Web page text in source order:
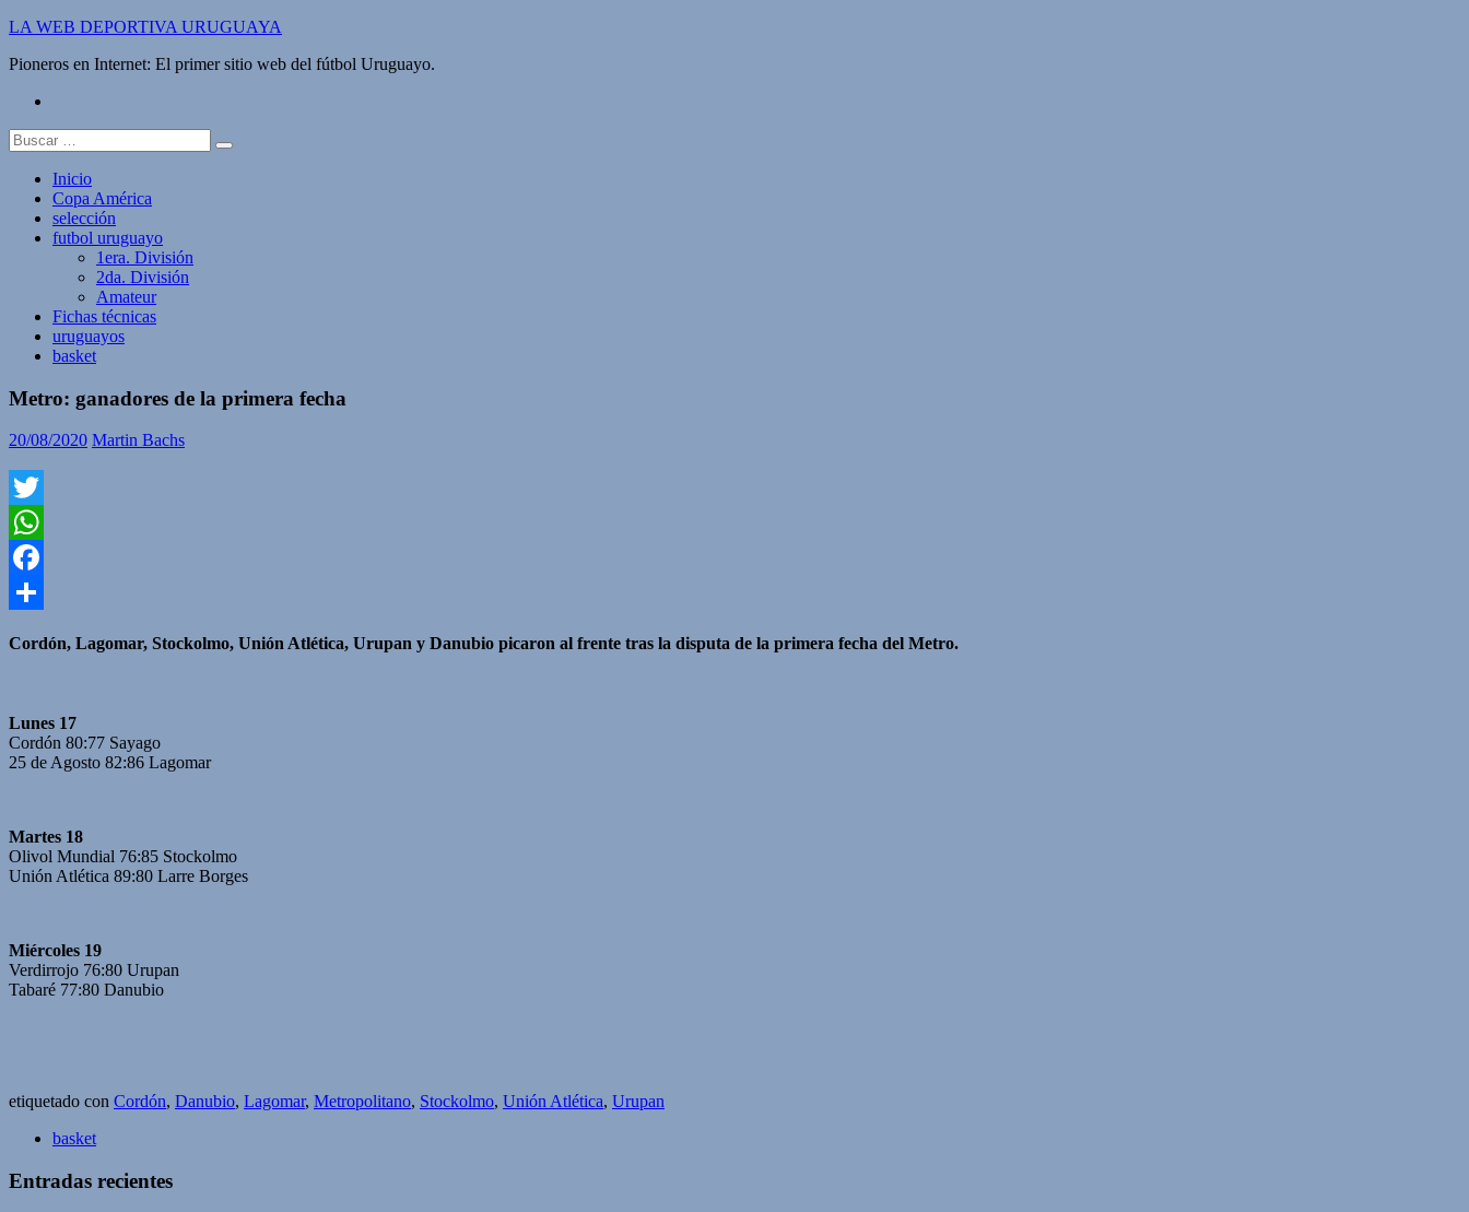
Saltar
contenido
LA WEB DEPORTIVA URUGUAYA
Pioneros en Internet: El primer sitio web del fútbol Uruguayo.
Buscar:
Inicio
Copa América
selección
futbol uruguayo
1era. División
2da. División
Amateur
Fichas técnicas
uruguayos
basket
Metro: ganadores de la primera fecha
20/08/2020 Martin Bachs
Twitter
WhatsApp
Facebook
Cordón, Lagomar, Stockolmo, Unión Atlética, Urupan y Danubio picaron al frente tras la disputa de la primera fecha del Metro.
Lunes 17
Cordón 80:77 Sayago
25 de Agosto 82:86 Lagomar
Martes 18
Olivol Mundial 76:85 Stockolmo
Unión Atlética 89:80 Larre Borges
Miércoles 19
Verdirrojo 76:80 Urupan
Tabaré 77:80 Danubio
etiquetado con Cordón, Danubio, Lagomar, Metropolitano, Stockolmo, Unión Atlética, Urupan
basket
Entradas recientes